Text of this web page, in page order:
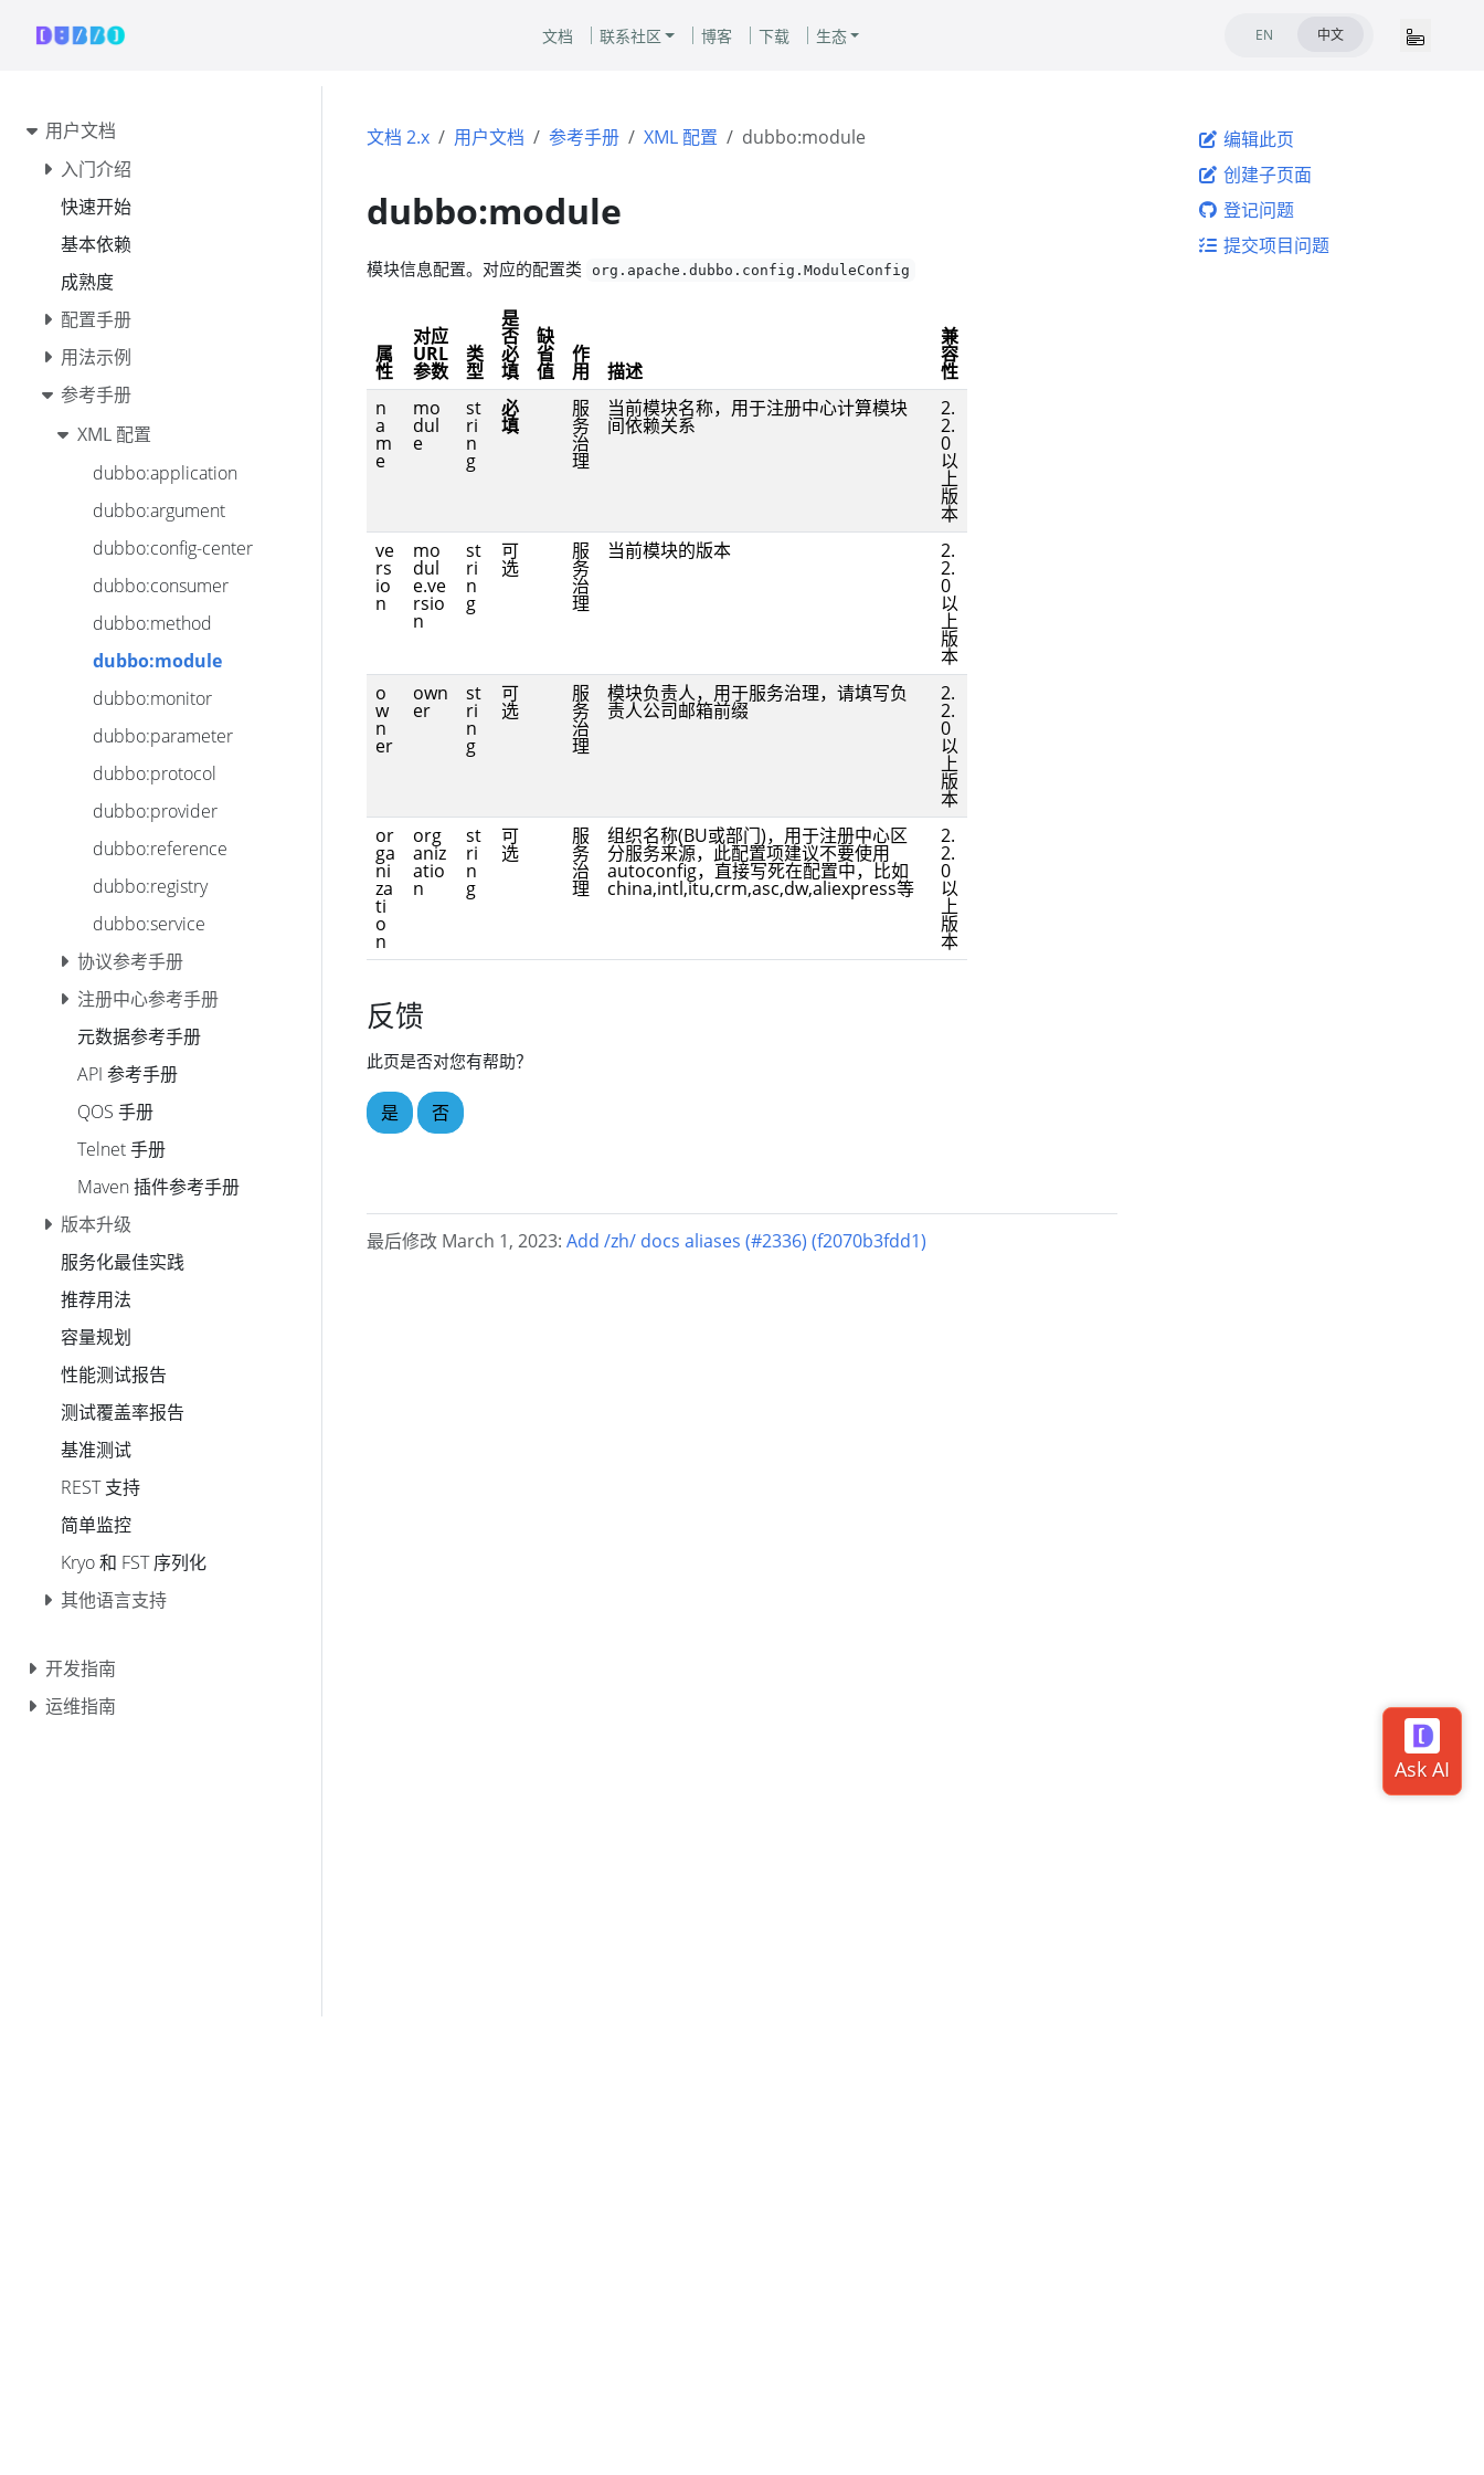
文档 联系社区 博客 下载 生态 EN 中文
用户文档
入门介绍
快速开始
基本依赖
成熟度
配置手册
用法示例
参考手册
XML 配置
dubbo:application
dubbo:argument
dubbo:config-center
dubbo:consumer
dubbo:method
dubbo:module
dubbo:monitor
dubbo:parameter
dubbo:protocol
dubbo:provider
dubbo:reference
dubbo:registry
dubbo:service
协议参考手册
注册中心参考手册
元数据参考手册
API 参考手册
QOS 手册
Telnet 手册
Maven 插件参考手册
版本升级
服务化最佳实践
推荐用法
容量规划
性能测试报告
测试覆盖率报告
基准测试
REST 支持
简单监控
Kryo 和 FST 序列化
其他语言支持
开发指南
运维指南
文档 2.x 用户文档 参考手册 XML 配置 dubbo:module
dubbo:module
模块信息配置。对应的配置类 org.apache.dubbo.config.ModuleConfig
属
性
对应
URL
参数
类
型
是
否
必
填
缺
省
值
作
用 描述
兼
容
性
n
a
m
e
mo
dul
e
st
ri
n
g
必
填
服
务
治
理
当前模块名称，用于注册中心计算模块
间依赖关系
2.
2.
0
以
上
版
本
ve
rs
io
n
mo
dul
e.ve
rsio
n
st
ri
n
g
可
选
服
务
治
理
当前模块的版本 2.
2.
0
以
上
版
本
o
w
n
er
own
er
st
ri
n
g
可
选
服
务
治
理
模块负责人，用于服务治理，请填写负
责人公司邮箱前缀
2.
2.
0
以
上
版
本
or
ga
ni
za
ti
o
n
org
aniz
atio
n
st
ri
n
g
可
选
服
务
治
理
组织名称(BU或部门)，用于注册中心区
分服务来源，此配置项建议不要使用
autoconfig，直接写死在配置中，比如
china,intl,itu,crm,asc,dw,aliexpress等
2.
2.
0
以
上
版
本
反馈
此页是否对您有帮助？
是 否
最后修改 March 1, 2023: Add /zh/ docs aliases (#2336) (f2070b3fdd1)
编辑此页
创建子页面
登记问题
提交项目问题